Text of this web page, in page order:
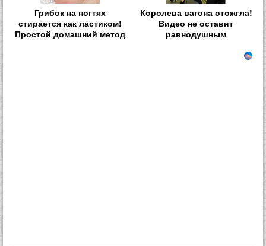
Грибок на ногтях
стирается как ластиком!
Простой домашний метод
Королева вагона отожгла!
Видео не оставит
равнодушным